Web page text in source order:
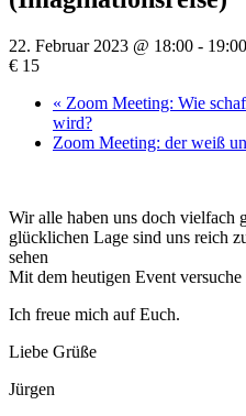
22. Februar 2023 @ 18:00 - 19:00
€ 15
« Zoom Meeting: Wie
wird?
Zoom Meeting: der weiß
Wir alle haben uns doch vielfach
glücklichen Lage sind uns reich
sehen
Mit dem heutigen Event
Ich freue mich auf Euch.
Liebe Grüße
Jürgen